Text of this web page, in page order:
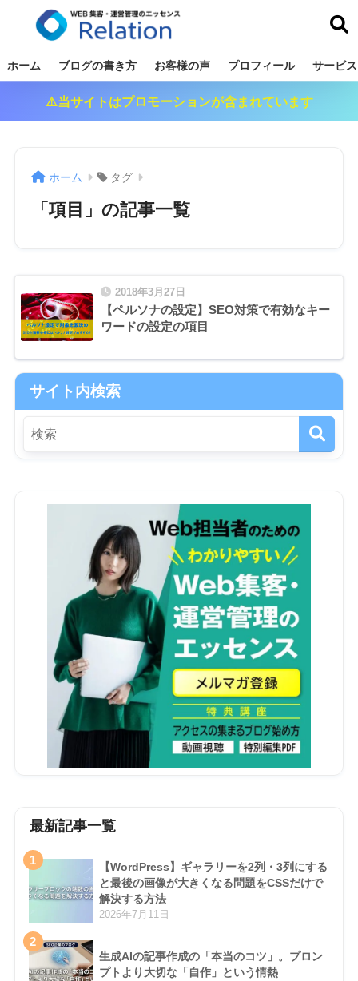
ホーム ブログの書き方 お客様の声 プロフィール サービ
⚠️当サイトはプロモーションが含まれています
ホーム タグ
「項目」の記事一覧
2018年3月27日
【ペルソナの設定】SEO対策で有効なキー
ワードの設定の項目
サイト内検索
最新記事一覧
1
【WordPress】ギャラリーを2列・3列にする
と最後の画像が大きくなる問題をCSSだけで
解決する方法
2026年7月11日
2
生成AIの記事作成の「本当のコツ」。プロン
プトより大切な「自作」という情熱